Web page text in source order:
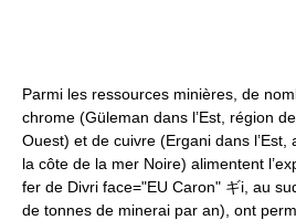
Parmi les ressources minières, de
chrome (Güleman dans l’Est, région
Ouest) et de cuivre (Ergani dans
la côte de la mer Noire) alimentent
fer de Divri face="EU Caron" ギi, au
de tonnes de minerai par an), ont